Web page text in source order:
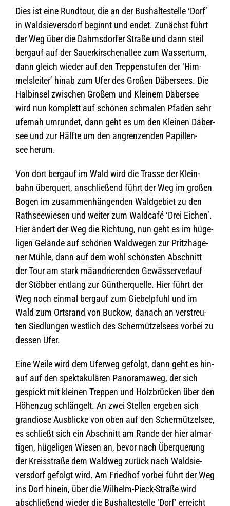
Dies ist eine Rund­tour, die an der Bus­hal­te­stelle ‘Dorf’
in Wald­sie­vers­dorf beginnt und endet. Zunächst führt
der Weg über die Dahms­dor­fer Straße und dann steil
berg­auf auf der Sau­er­kir­schen­al­lee zum Was­ser­turm,
dann gleich wie­der auf den Trep­pen­stu­fen der ‘Him­
mels­lei­ter’ hinab zum Ufer des Gro­ßen Däber­sees. Die
Halb­in­sel zwi­schen Gro­ßem und Klei­nem Däber­see
wird nun kom­plett auf schö­nen schma­len Pfa­den sehr
ufer­nah umrun­det, dann geht es um den Klei­nen Däber­
see und zur Hälfte um den angren­zen­den Papil­len­
see herum.
Von dort berg­auf im Wald wird die Trasse der Klein­
bahn über­quert, anschlie­ßend führt der Weg im gro­ßen
Bogen im zusam­men­hän­gen­den Wald­ge­biet zu den
Rath­see­wie­sen und wei­ter zum Wald­café ‘Drei Eichen’.
Hier ändert der Weg die Rich­tung, nun geht es im hüge­
li­gen Gelände auf schö­nen Wald­we­gen zur Pritz­ha­ge­
ner Mühle, dann auf dem wohl schöns­ten Abschnitt
der Tour am stark mäan­drie­ren­den Gewäs­ser­ver­lauf
der Stöb­ber ent­lang zur Gün­ther­quelle. Hier führt der
Weg noch ein­mal berg­auf zum Gie­bel­pfuhl und im
Wald zum Orts­rand von Buc­kow, danach an ver­streu­
ten Sied­lun­gen west­lich des Scher­müt­zel­sees vor­bei zu
des­sen Ufer.
Eine Weile wird dem Ufer­weg gefolgt, dann geht es hin­
auf auf den spek­ta­ku­lä­ren Pan­ora­ma­weg, der sich
gespickt mit klei­nen Trep­pen und Holz­brü­cken über den
Höhen­zug schlän­gelt. An zwei Stel­len erge­ben sich
gran­diose Aus­bli­cke von oben auf den Scher­müt­zel­see,
es schließt sich ein Abschnitt am Rande der hier alm­ar­
ti­gen, hüge­li­gen Wie­sen an, bevor nach Über­que­rung
der Kreis­straße dem Wald­weg zurück nach Wald­sie­
vers­dorf gefolgt wird. Am Fried­hof vor­bei führt der Weg
ins Dorf hin­ein, über die Wil­helm-Pieck-Straße wird
abschlie­ßend wie­der die Bus­hal­te­stelle ‘Dorf’ erreicht